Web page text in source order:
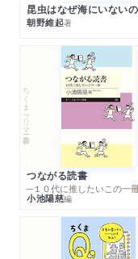
昆虫はなぜ海にいない
朝野維起著
ちくまプリマー新書
つながる読書
─１０代に推したいこの一
小池陽慈編